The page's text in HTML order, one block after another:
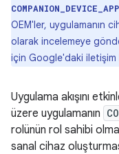
OEM'ler, uygulamanın
olarak incelemeye
için Google'daki
Uygulama akışını
üzere uygulamanın
rolünün rol sahibi
sanal cihaz